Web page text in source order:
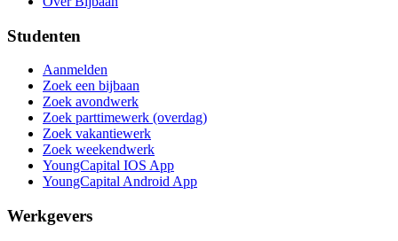
Studenten
Aanmelden
Zoek een bijbaan
Zoek avondwerk
Zoek parttimewerk (overdag)
Zoek vakantiewerk
Zoek weekendwerk
YoungCapital IOS App
YoungCapital Android App
Werkgevers